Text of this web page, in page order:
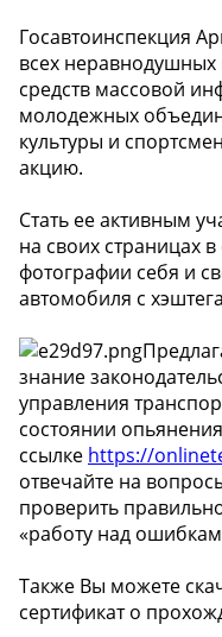
Госавтоинспекция
всех неравнодушных
средств массовой
молодежных
культуры и
акцию.
Стать ее активным
на своих страницах
фотографии себя и
автомобиля с
знание
управления
состоянии
ссылке https://
отвечайте на
проверить
«работу над
Также Вы можете
сертификат о